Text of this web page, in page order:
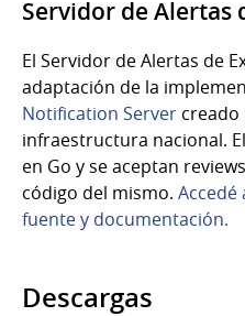
Servidor de Alertas
El Servidor de Alertas de
adaptación de la
Notification Server creado
infraestructura nacional.
en Go y se aceptan
código del mismo.
fuente y documentación.
Descargas